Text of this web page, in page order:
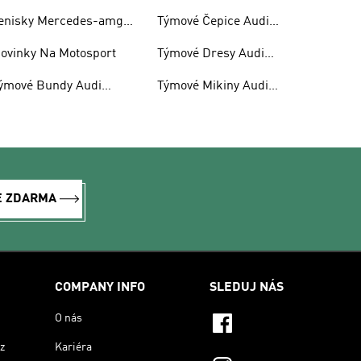
Mercedes-amg
Na Motosport
Bundy Audi
Týmové Čepice Audi
Týmové Dresy Audi
Týmové Mikiny Audi
ZDARMA
COMPANY INFO
O nás
Kariéra
SLEDUJ NÁS